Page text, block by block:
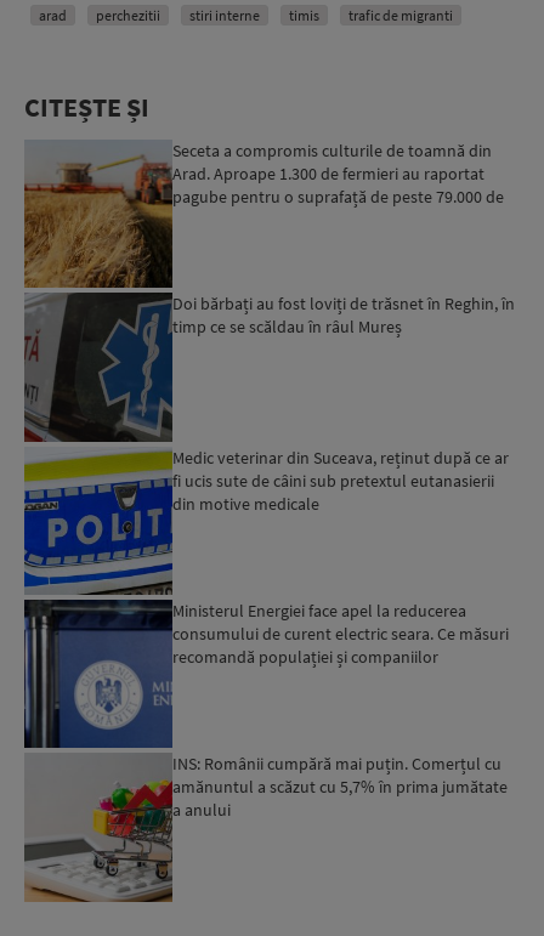
arad perchezitii stiri interne timis trafic de migranti
CITEȘTE ȘI
Seceta a compromis culturile de toamnă din
Arad. Aproape 1.300 de fermieri au raportat
pagube pentru o suprafață de peste 79.000 de
Doi bărbați au fost loviți de trăsnet în Reghin, în
timp ce se scăldau în râul Mureș
Medic veterinar din Suceava, reținut după ce ar
fi ucis sute de câini sub pretextul eutanasierii
din motive medicale
Ministerul Energiei face apel la reducerea
consumului de curent electric seara. Ce măsuri
recomandă populației și companiilor
INS: Românii cumpără mai puțin. Comerțul cu
amănuntul a scăzut cu 5,7% în prima jumătate
a anului